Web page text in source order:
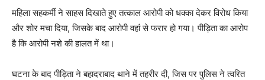
महिला सहकर्मी ने साहस दिखाते हुए तत्काल आरोपी को धक्का देकर विरोध किया
और शोर मचा दिया, जिसके बाद आरोपी वहां से फरार हो गया। पीड़िता का आरोप
है कि आरोपी नशे की हालत में था।
घटना के बाद पीड़िता ने बहादराबाद थाने में तहरीर दी, जिस पर पुलिस ने त्वरित